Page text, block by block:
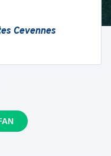
Cevennes